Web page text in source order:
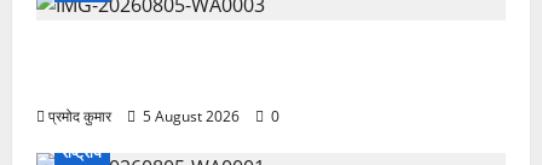
प्रमोद कुमार 5 August 2026
0
राष्ट्रीय